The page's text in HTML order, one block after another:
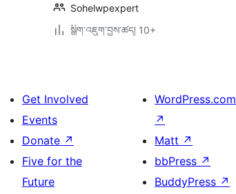
Sohelwpexpert
སྒྲིག་འཇུག་བྱས་ཚད། 10+
Get Involved
Events
Donate ↗
Five for the
Future
WordPress.com
↗
Matt ↗
bbPress ↗
BuddyPress ↗